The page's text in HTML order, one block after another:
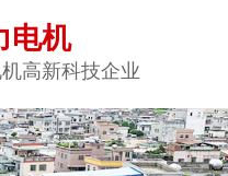
电机
高新科技企业